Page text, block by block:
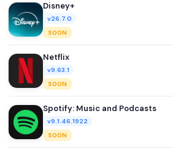
Disney+
v26.7.0
SOON
Netflix
v9.63.1
SOON
Spotify: Music and Podcasts
v9.1.46.1922
SOON